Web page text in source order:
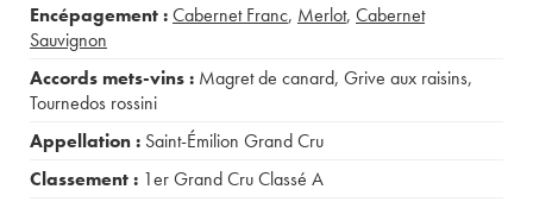
Encépagement :Cabernet Franc, Merlot, Cabernet
Sauvignon
Accords mets-vins : Magret de canard, Grive aux raisins,
Tournedos rossini
Appellation : Saint-Émilion Grand Cru
Classement : 1er Grand Cru Classé A